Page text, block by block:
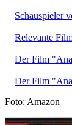
Schauspieler
Relevante
Der Film
Der Film
Foto: Amazon